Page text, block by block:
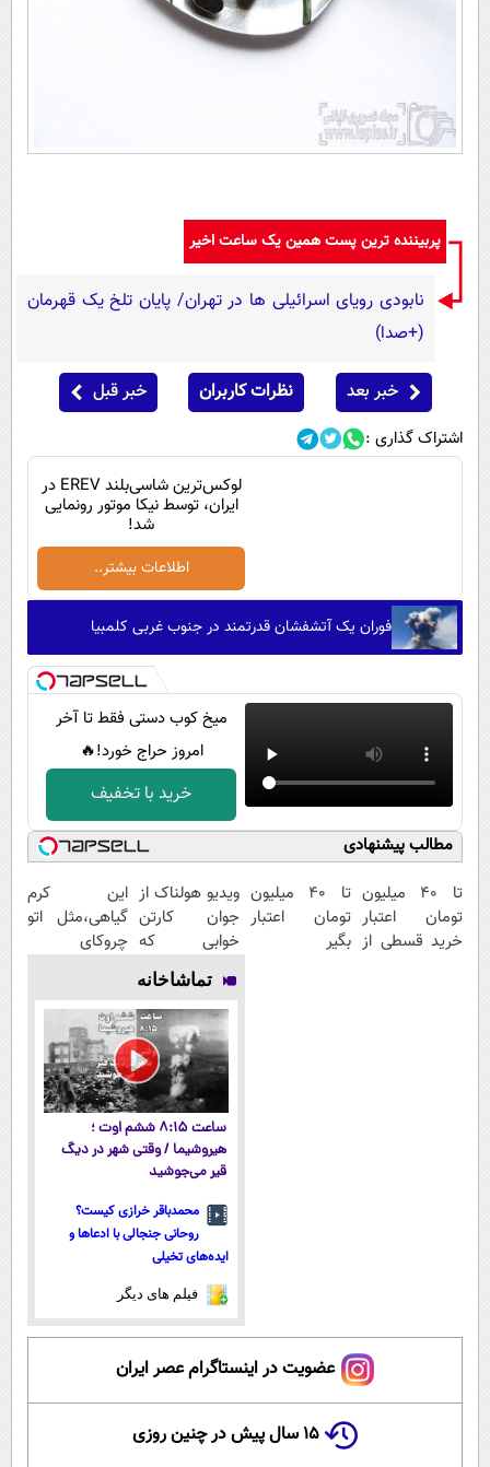
پربیننده ترین پست همین یک ساعت اخیر
نابودی رویای اسرائیلی ها در تهران/ پایان تلخ یک قهرمان
(+صدا)
خبر بعد نظرات کاربران خبر قبل
اشتراک گذاری :
لوکس‌ترین شاسی‌بلند EREV در
ایران، توسط نیکا موتور رونمایی
شد!
اطلاعات بیشتر..
فوران یک آتشفشان قدرتمند در جنوب غربی کلمبیا
میخ کوب دستی فقط تا آخر
امروز حراج خورد!🔥
خرید با تخفیف
مطالب پیشنهادی
تا ۴۰ میلیون
تومان اعتبار
خرید قسطی از
تا ۴۰ میلیون
تومان اعتبار
بگیر
ویدیو هولناک از
جوان کارتن
خوابی که
میلیاردر شد.
آموزش رایگان
این کرم
گیاهی،مثل اتو
چروکای
تماشاخانه
ساعت ۸:۱۵ ششم اوت ؛
هیروشیما / وقتی شهر در دیگ
قیر می‌جوشید
محمدباقر خرازی کیست؟
روحانی جنجالی با ادعاها و
ایده‌های تخیلی
فیلم های دیگر
عضویت در اینستاگرام عصر ایران
۱۵ سال پیش در چنین روزی